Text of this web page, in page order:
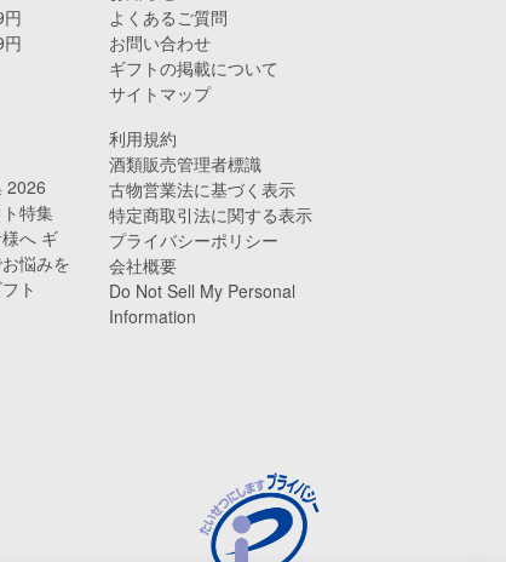
2026
特集
へ ギ
悩みを
ト
よくあるご質問
お問い合わせ
ギフトの掲載について
サイトマップ
利用規約
酒類販売管理者標識
古物営業法に基づく表示
特定商取引法に関する表示
プライバシーポリシー
会社概要
Do Not Sell My Personal
Information